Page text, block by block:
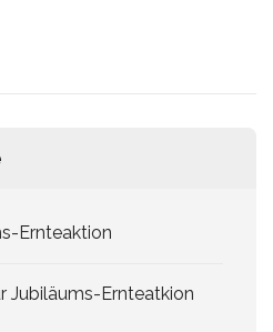
Ernteaktion
Jubiläums-Ernteatkion